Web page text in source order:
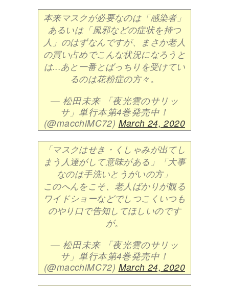
本来マスクが必要なのは「感染者」
あるいは「風邪などの症状を持つ
人」のはずなんですが、まさか老人
の買い占めでこんな状況になろうと
は...あと一番とばっちりを受けてい
るのは花粉症の方々。
— 松田未来 「夜光雲のサリッ
サ」単行本第4巻発売中！
(@macchiMC72) March 24, 2020
「マスクはせき・くしゃみが出てし
まう人達がして意味がある」「大事
なのは手洗いとうがいの方」
このへんをこそ、老人ばかりが観る
ワイドショーなどでしつこくいつも
のやり口で告知してほしいのです
が。
— 松田未来 「夜光雲のサリッ
サ」単行本第4巻発売中！
(@macchiMC72) March 24, 2020